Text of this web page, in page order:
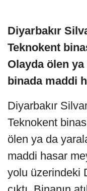
Diyarbakır
Teknokent
Olayda ölen
binada maddi
Diyarbakır
Teknokent
ölen ya da
maddi hasar
yolu üzerindeki